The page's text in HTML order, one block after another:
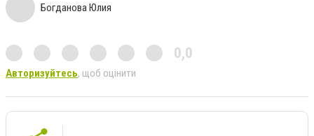
Богданова Юлия
0,0
Авторизуйтесь, щоб оцінити